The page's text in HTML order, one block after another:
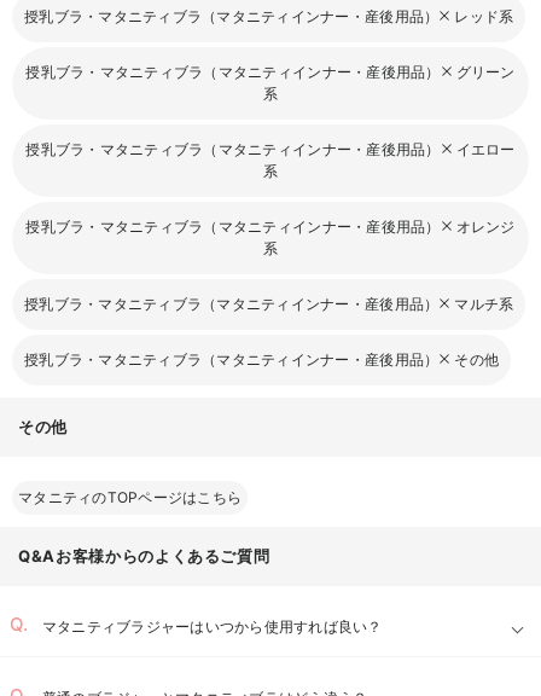
授乳ブラ・マタニティブラ（マタニティインナー・産後用品） レッド系
授乳ブラ・マタニティブラ（マタニティインナー・産後用品）
グリーン
系
授乳ブラ・マタニティブラ（マタニティインナー・産後用品）
イエロー
系
授乳ブラ・マタニティブラ（マタニティインナー・産後用品）
オレンジ
系
授乳ブラ・マタニティブラ（マタニティインナー・産後用品） マルチ系
授乳ブラ・マタニティブラ（マタニティインナー・産後用品） その他
その他
マタニティのTOPページはこちら
Q&Aお客様からのよくあるご質問
マタニティブラジャーはいつから使用すれば良い？